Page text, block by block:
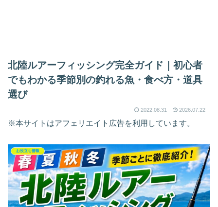
北陸ルアーフィッシング完全ガイド｜初心者
でもわかる季節別の釣れる魚・食べ方・道具
選び
2022.08.31 2026.07.22
※本サイトはアフェリエイト広告を利用しています。
お役立ち情報